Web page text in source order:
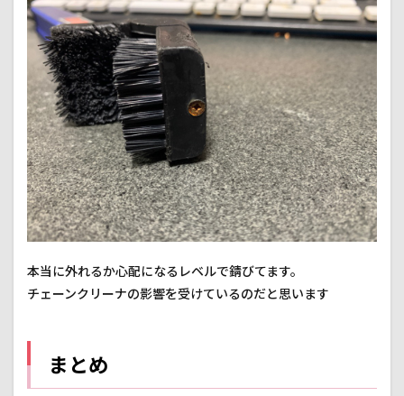
本当に外れるか心配になるレベルで錆びてます。
チェーンクリーナの影響を受けているのだと思います
まとめ